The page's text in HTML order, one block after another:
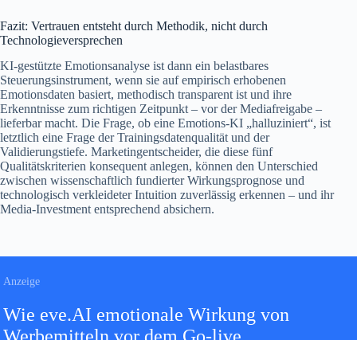
Fazit: Vertrauen entsteht durch Methodik, nicht durch
Technologieversprechen
KI-gestützte Emotionsanalyse ist dann ein belastbares
Steuerungsinstrument, wenn sie auf empirisch erhobenen
Emotionsdaten basiert, methodisch transparent ist und ihre
Erkenntnisse zum richtigen Zeitpunkt – vor der Mediafreigabe –
lieferbar macht. Die Frage, ob eine Emotions-KI „halluziniert“, ist
letztlich eine Frage der Trainingsdatenqualität und der
Validierungstiefe. Marketingentscheider, die diese fünf
Qualitätskriterien konsequent anlegen, können den Unterschied
zwischen wissenschaftlich fundierter Wirkungsprognose und
technologisch verkleideter Intuition zuverlässig erkennen – und ihr
Media-Investment entsprechend absichern.
Wie eve.AI emotionale Wirkung von